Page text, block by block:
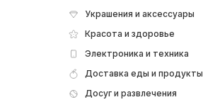
Украшения и аксессуары
Красота и здоровье
Электроника и техника
Доставка еды и продукты
Досуг и развлечения